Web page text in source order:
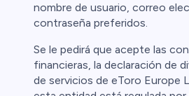
nombre de usuario, correo
contraseña preferidos.
Se le pedirá que acepte las
financieras, la declaración de
de servicios de eToro Europe